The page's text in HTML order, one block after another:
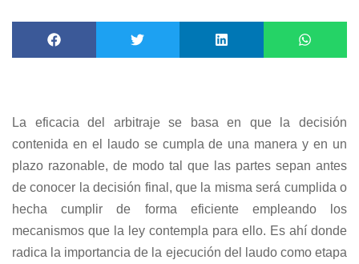
La eficacia del arbitraje se basa en que la decisión
contenida en el laudo se cumpla de una manera y en un
plazo razonable, de modo tal que las partes sepan antes
de conocer la decisión final, que la misma será cumplida o
hecha cumplir de forma eficiente empleando los
mecanismos que la ley contempla para ello. Es ahí donde
radica la importancia de la ejecución del laudo como etapa